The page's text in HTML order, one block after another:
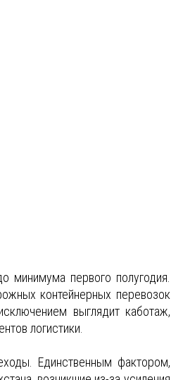
первого полугодия.
контейнерных перевозок
выглядит каботаж,
логистики.
Единственным фактором,